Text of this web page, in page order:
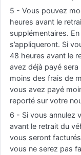
5 - Vous pouvez
heures avant le
supplémentaires.
s’appliqueront. Si
48 heures avant le
avez déjà payé
moins des frais de
vous avez payé
reporté sur votre
6 - Si vous annulez
avant le retrait du
vous seront
vous ne serez pas